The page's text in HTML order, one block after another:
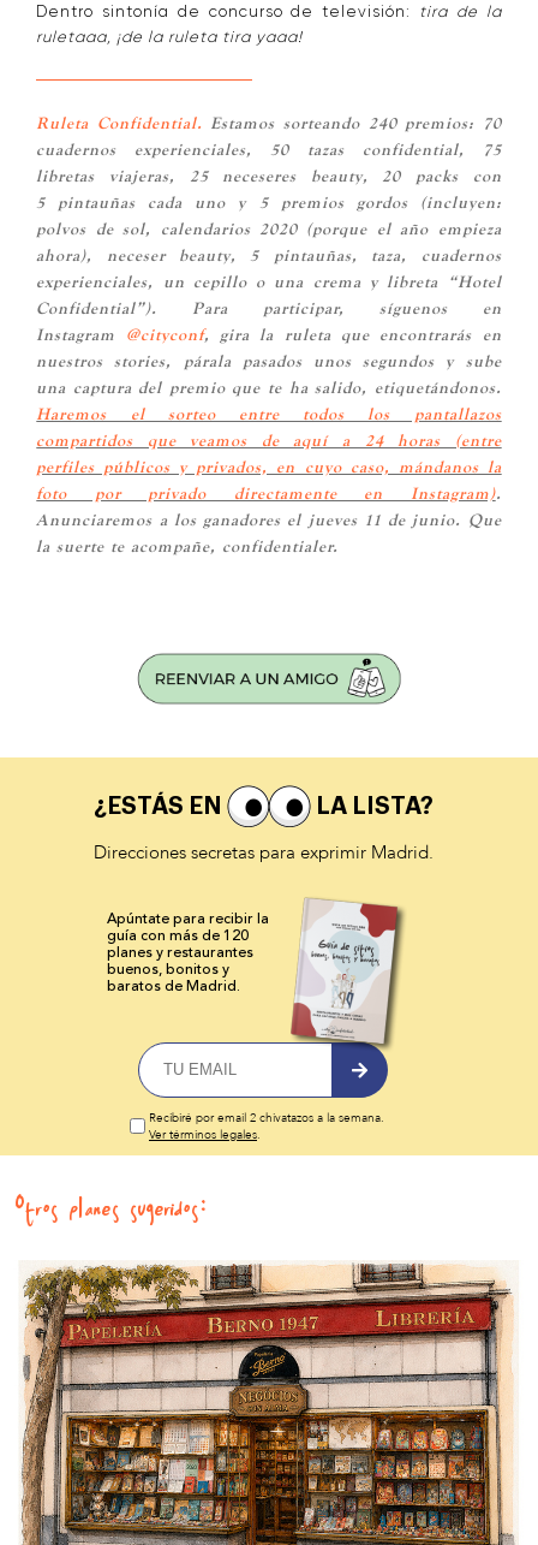
Dentro sintonía de concurso de televisión:
tira de la
ruletaaa, ¡de la ruleta tira yaaa!
Ruleta Confidential. Estamos sorteando 240 premios: 70
cuadernos experienciales, 50 tazas confidential, 75
libretas viajeras, 25 neceseres beauty, 20 packs con
5 pintauñas cada uno y 5 premios gordos (incluyen:
polvos de sol, calendarios 2020 (porque el año empieza
ahora), neceser beauty, 5 pintauñas, taza, cuadernos
experienciales, un cepillo o una crema y libreta “Hotel
Confidential”). Para participar, síguenos en
Instagram @cityconf, gira la ruleta que encontrarás en
nuestros stories, párala pasados unos segundos y sube
una captura del premio que te ha salido, etiquetándonos.
Haremos el sorteo entre todos los pantallazos
compartidos que veamos de aquí a 24 horas (entre
perfiles públicos y privados, en cuyo caso, mándanos la
foto por privado directamente en Instagram).
Anunciaremos a los ganadores el jueves 11 de junio. Que
la suerte te acompañe, confidentialer.
¿ESTÁS EN
LA LISTA?
Direcciones secretas para exprimir Madrid.
Apúntate para recibir la
guía con más de 120
planes y restaurantes
buenos, bonitos y
baratos de Madrid.
Recibiré por email 2 chivatazos a la semana.
Ver términos legales.
Otros planes sugeridos: